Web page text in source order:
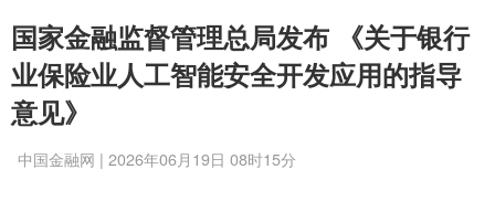
国家金融监督管理总局发布 《关于银行
业保险业人工智能安全开发应用的指导
意见》
中国金融网 | 2026年06月19日 08时15分